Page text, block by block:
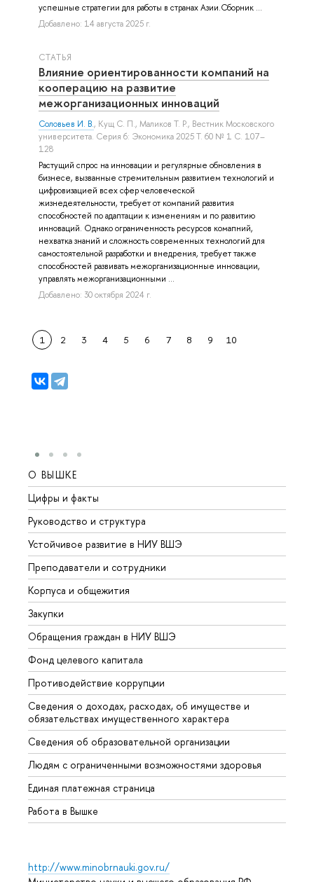
успешные стратегии для работы в странах Азии.Сборник ...
Добавлено: 14 августа 2025 г.
СТАТЬЯ
Влияние ориентированности компаний на
кооперацию на развитие
межорганизационных инноваций
Соловьев И. В., Кущ С. П., Маликов Т. Р., Вестник Московского
университета. Серия 6: Экономика 2025 Т. 60 № 1 С. 107–
128
Растущий спрос на инновации и регулярные обновления в
бизнесе, вызванные стремительным развитием технологий и
цифровизацией всех сфер человеческой
жизнедеятельности, требует от компаний развития
способностей по адаптации к изменениям и по развитию
инноваций. Однако ограниченность ресурсов комапний,
нехватка знаний и сложность современных технологий для
самостоятельной разработки и внедрения, требует также
способностей развивать межорганизационные инновации,
управлять межорганизационными ...
Добавлено: 30 октября 2024 г.
1 2 3 4 5 6 7 8 9 10
О ВЫШКЕ
Цифры и факты
Руководство и структура
Устойчивое развитие в НИУ ВШЭ
Преподаватели и сотрудники
Корпуса и общежития
Закупки
Обращения граждан в НИУ ВШЭ
Фонд целевого капитала
Противодействие коррупции
Сведения о доходах, расходах, об имуществе и
обязательствах имущественного характера
Сведения об образовательной организации
Людям с ограниченными возможностями здоровья
Единая платежная страница
Работа в Вышке
http://www.minobrnauki.gov.ru/